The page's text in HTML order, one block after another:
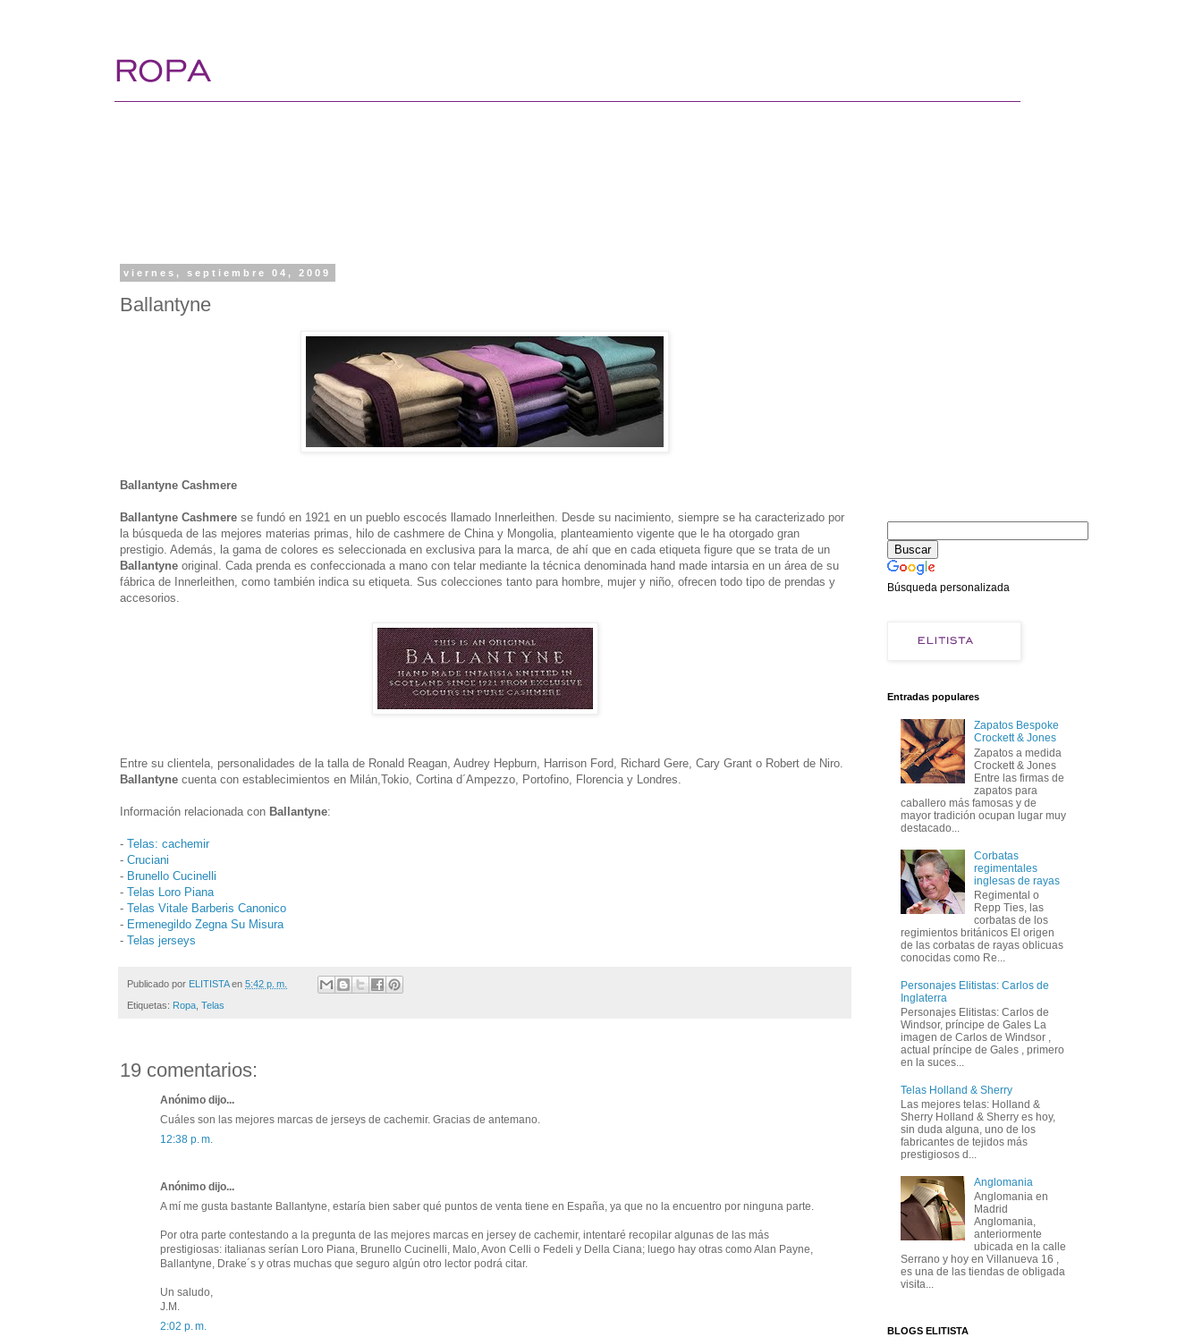
viernes, septiembre 04, 2009
Ballantyne
Ballantyne Cashmere
Ballantyne Cashmere se fundó en 1921 en un pueblo escocés llamado Innerleithen. Desde su nacimiento, siempre se ha caracterizado por
la búsqueda de las mejores materias primas, hilo de cashmere de China y Mongolia, planteamiento vigente que le ha otorgado gran
prestigio. Además, la gama de colores es seleccionada en exclusiva para la marca, de ahí que en cada etiqueta figure que se trata de un
Ballantyne original. Cada prenda es confeccionada a mano con telar mediante la técnica denominada hand made intarsia en un área de su
fábrica de Innerleithen, como también indica su etiqueta. Sus colecciones tanto para hombre, mujer y niño, ofrecen todo tipo de prendas y
accesorios.
Entre su clientela, personalidades de la talla de Ronald Reagan, Audrey Hepburn, Harrison Ford, Richard Gere, Cary Grant o Robert de Niro.
Ballantyne cuenta con establecimientos en Milán,Tokio, Cortina d´Ampezzo, Portofino, Florencia y Londres.
Información relacionada con Ballantyne:
- Telas: cachemir
- Cruciani
- Brunello Cucinelli
- Telas Loro Piana
- Telas Vitale Barberis Canonico
- Ermenegildo Zegna Su Misura
- Telas jerseys
Publicado por ELITISTA en 5:42 p. m.
Etiquetas: Ropa Telas
19 comentarios:
Anónimo dijo...
Cuáles son las mejores marcas de jerseys de cachemir. Gracias de antemano.
12:38 p. m.
Anónimo dijo...
A mí me gusta bastante Ballantyne, estaría bien saber qué puntos de venta tiene en España, ya que no la encuentro por ninguna parte.
Por otra parte contestando a la pregunta de las mejores marcas en jersey de cachemir, intentaré recopilar algunas de las más
prestigiosas: italianas serían Loro Piana, Brunello Cucinelli, Malo, Avon Celli o Fedeli y Della Ciana; luego hay otras como Alan Payne,
Ballantyne, Drake´s y otras muchas que seguro algún otro lector podrá citar.
Un saludo,
J.M.
2:02 p. m.
Búsqueda personalizada
Entradas populares
Zapatos Bespoke
Crockett & Jones
Zapatos a medida
Crockett & Jones
Entre las firmas de
zapatos para
caballero más famosas y de
mayor tradición ocupan lugar muy
destacado...
Corbatas
regimentales
inglesas de rayas
Regimental o
Repp Ties, las
corbatas de los
regimientos británicos El origen
de las corbatas de rayas oblicuas
conocidas como Re...
Personajes Elitistas: Carlos de
Inglaterra
Personajes Elitistas: Carlos de
Windsor, príncipe de Gales La
imagen de Carlos de Windsor ,
actual príncipe de Gales , primero
en la suces...
Telas Holland & Sherry
Las mejores telas: Holland &
Sherry Holland & Sherry es hoy,
sin duda alguna, uno de los
fabricantes de tejidos más
prestigiosos d...
Anglomania
Anglomania en
Madrid
Anglomania,
anteriormente
ubicada en la calle
Serrano y hoy en Villanueva 16 ,
es una de las tiendas de obligada
visita...
BLOGS ELITISTA